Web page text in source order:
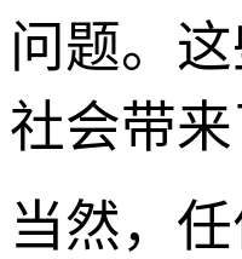
问题。
社会带
当然，